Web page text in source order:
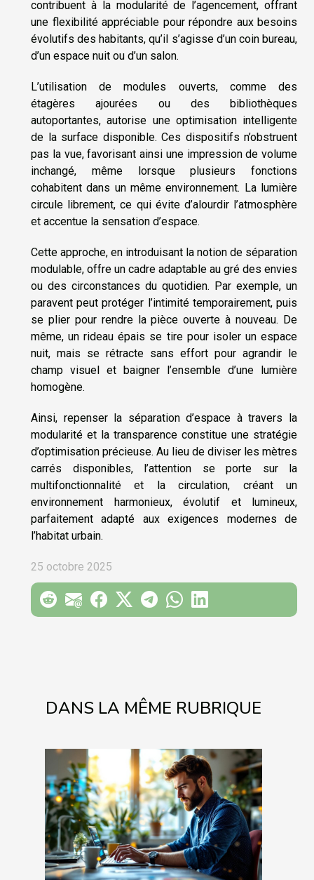
DANS LA MÊME RUBRIQUE
contribuent à la modularité de l’agencement, offrant
une flexibilité appréciable pour répondre aux besoins
évolutifs des habitants, qu’il s’agisse d’un coin bureau,
d’un espace nuit ou d’un salon.
L’utilisation de modules ouverts, comme des
étagères ajourées ou des bibliothèques
autoportantes, autorise une optimisation intelligente
de la surface disponible. Ces dispositifs n’obstruent
pas la vue, favorisant ainsi une impression de volume
inchangé, même lorsque plusieurs fonctions
cohabitent dans un même environnement. La lumière
circule librement, ce qui évite d’alourdir l’atmosphère
et accentue la sensation d’espace.
Cette approche, en introduisant la notion de séparation
modulable, offre un cadre adaptable au gré des envies
ou des circonstances du quotidien. Par exemple, un
paravent peut protéger l’intimité temporairement, puis
se plier pour rendre la pièce ouverte à nouveau. De
même, un rideau épais se tire pour isoler un espace
nuit, mais se rétracte sans effort pour agrandir le
champ visuel et baigner l’ensemble d’une lumière
homogène.
Ainsi, repenser la séparation d’espace à travers la
modularité et la transparence constitue une stratégie
d’optimisation précieuse. Au lieu de diviser les mètres
carrés disponibles, l’attention se porte sur la
multifonctionnalité et la circulation, créant un
environnement harmonieux, évolutif et lumineux,
parfaitement adapté aux exigences modernes de
l’habitat urbain.
25 octobre 2025